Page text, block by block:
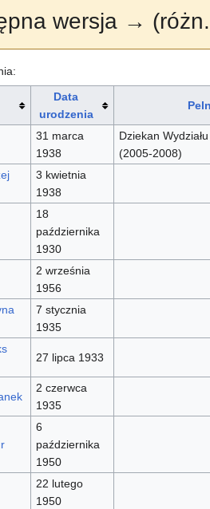
wersja →
Data
urodzenia
31 marca
1938
Dziekan
(2005-2008)
3 kwietnia
1938
18
października
1930
2 września
1956
7 stycznia
1935
27 lipca 1933
2 czerwca
1935
6
października
1950
22 lutego
1950